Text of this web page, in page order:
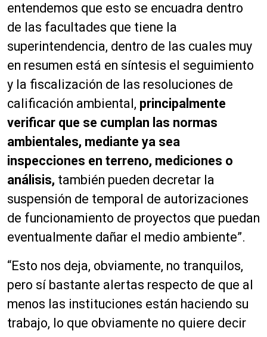
entendemos que esto se encuadra dentro
de las facultades que tiene la
superintendencia, dentro de las cuales muy
en resumen está en síntesis el seguimiento
y la fiscalización de las resoluciones de
calificación ambiental, principalmente
verificar que se cumplan las normas
ambientales, mediante ya sea
inspecciones en terreno, mediciones o
análisis, también pueden decretar la
suspensión de temporal de autorizaciones
de funcionamiento de proyectos que puedan
eventualmente dañar el medio ambiente”.
“Esto nos deja, obviamente, no tranquilos,
pero sí bastante alertas respecto de que al
menos las instituciones están haciendo su
trabajo, lo que obviamente no quiere decir